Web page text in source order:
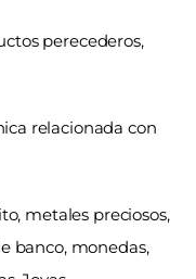
perecederos,
relacionada con
metales preciosos,
banco, monedas,